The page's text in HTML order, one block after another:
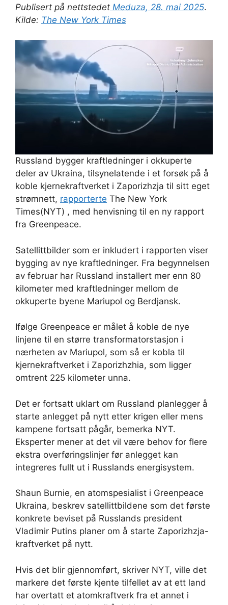
Publisert på nettstedet Meduza, 28. mai 2025.
Kilde: The New York Times
Russland bygger kraftledninger i okkuperte
deler av Ukraina, tilsynelatende i et forsøk på å
koble kjernekraftverket i Zaporizhzja til sitt eget
strømnett, rapporterte The New York
Times(NYT) , med henvisning til en ny rapport
fra Greenpeace.
Satellittbilder som er inkludert i rapporten viser
bygging av nye kraftledninger. Fra begynnelsen
av februar har Russland installert mer enn 80
kilometer med kraftledninger mellom de
okkuperte byene Mariupol og Berdjansk.
Ifølge Greenpeace er målet å koble de nye
linjene til en større transformatorstasjon i
nærheten av Mariupol, som så er kobla til
kjernekraftverket i Zaporizhzhia, som ligger
omtrent 225 kilometer unna.
Det er fortsatt uklart om Russland planlegger å
starte anlegget på nytt etter krigen eller mens
kampene fortsatt pågår, bemerka NYT.
Eksperter mener at det vil være behov for flere
ekstra overføringslinjer før anlegget kan
integreres fullt ut i Russlands energisystem.
Shaun Burnie, en atomspesialist i Greenpeace
Ukraina, beskrev satellittbildene som det første
konkrete beviset på Russlands president
Vladimir Putins planer om å starte Zaporizhzja-
kraftverket på nytt.
Hvis det blir gjennomført, skriver NYT, ville det
markere det første kjente tilfellet av at ett land
har overtatt et atomkraftverk fra et annet i